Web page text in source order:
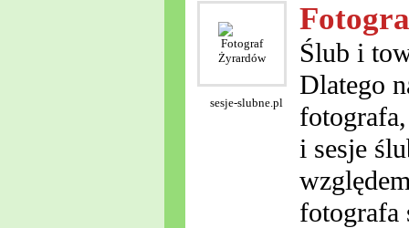
sesje-slubne.pl
Ślub i
Dlatego
i sesje
fotografa